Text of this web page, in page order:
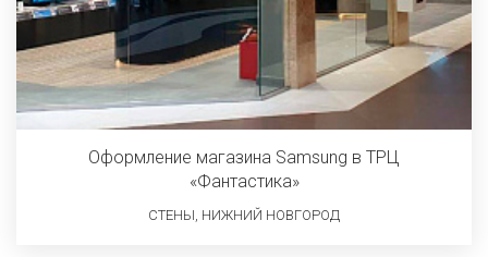
Оформление магазина Samsung в ТРЦ
«Фантастика»
СТЕНЫ, НИЖНИЙ НОВГОРОД